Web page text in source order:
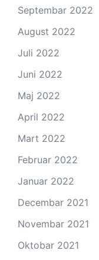
Septembar 2022
August 2022
Juli 2022
Juni 2022
Maj 2022
April 2022
Mart 2022
Februar 2022
Januar 2022
Decembar 2021
Novembar 2021
Oktobar 2021